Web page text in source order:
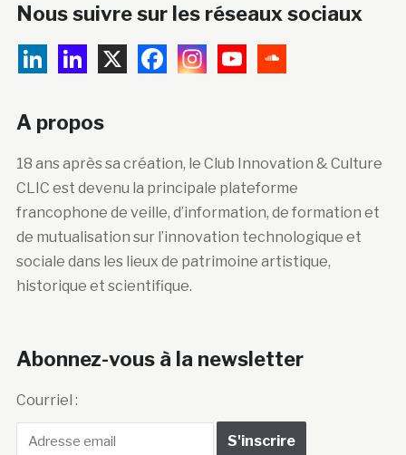
Nous suivre sur les réseaux sociaux
A propos
18 ans après sa création, le Club Innovation & Culture
CLIC est devenu la principale plateforme
francophone de veille, d’information, de formation et
de mutualisation sur l’innovation technologique et
sociale dans les lieux de patrimoine artistique,
historique et scientifique.
Abonnez-vous à la newsletter
Courriel :